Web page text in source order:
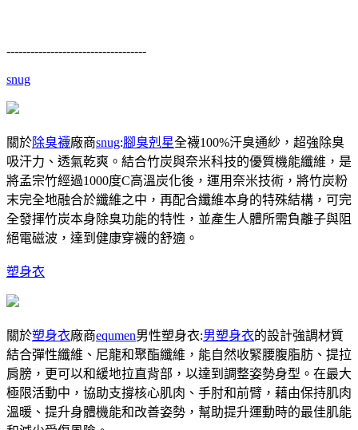
-----------------------------------
snug
關於除臭襪廠商snug:腳臭剋星全襪100%汗臭通紗，超強除臭
吸汗力、透氣乾爽。結合竹炭與奈米科技的優質機能纖維，是
將孟宗竹經過1000度C高溫炭化後，運用奈米技術，將竹炭粉
末完全地融合於纖維之中，再配合纖維本身的特殊結構，可完
全發揮竹炭本身除臭功能的特性，並產生人體所需負離子與阻
絕電磁波，達到健康穿襪的舒適。
塑身衣
關於塑身衣廠商equmen男性塑身衣:男塑身衣的設計強調材質
結合彈性纖維、尼龍和聚酯纖維，能自然收緊腰腹脂肪、提拉
肩膀，更可以和緩地拉直背部，以達到調整姿勢身型。在最大
極限活動中，協助支撐核心肌肉、手肘和前臂，藉由保持肌肉
溫暖、提升身體機能和改善姿勢，幫助提升運動時的最佳肌能